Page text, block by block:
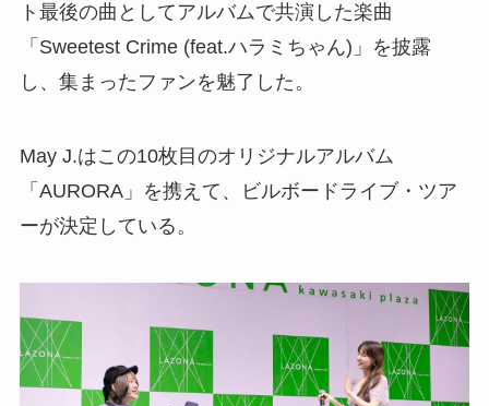
ト最後の曲としてアルバムで共演した楽曲
「Sweetest Crime (feat.ハラミちゃん)」を披露
し、集まったファンを魅了した。
May J.はこの10枚目のオリジナルアルバム
「AURORA」を携えて、ビルボードライブ・ツア
ーが決定している。